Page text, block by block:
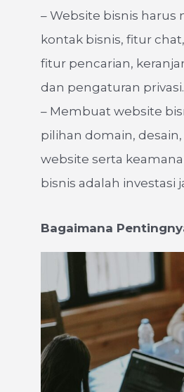
– Website bisnis
kontak bisnis, fitur
fitur pencarian,
dan pengaturan privasi.
– Membuat website
pilihan domain,
website serta
bisnis adalah investasi
Bagaimana